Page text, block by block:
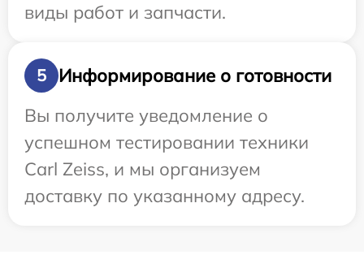
виды работ и запчасти.
5
Информирование о готовности
Вы получите уведомление о
успешном тестировании техники
Carl Zeiss, и мы организуем
доставку по указанному адресу.